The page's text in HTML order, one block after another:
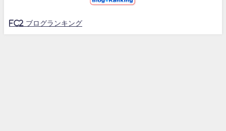
FC2 ブログランキング